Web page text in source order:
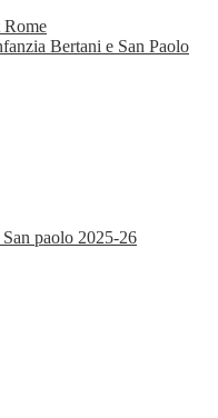
Bertani e San Paolo
paolo 2025-26